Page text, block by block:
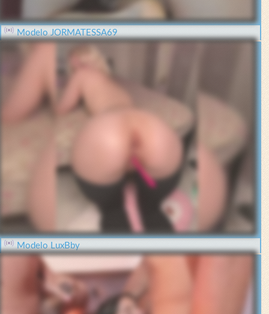
Modelo JORMATESSA69
Modelo LuxBby